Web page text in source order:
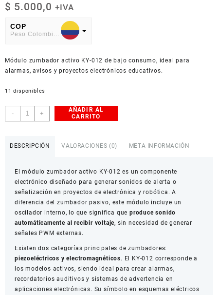
$ 5.000,0 +IVA
COP
American Dollar
Módulo zumbador activo KY-012 de bajo consumo, ideal para
alarmas, avisos y proyectos electrónicos educativos.
11 disponibles
-
Módulo
Zumbador
012
cantidad
+
AÑADIR AL
CARRITO
DESCRIPCIÓN VALORACIONES (0) META INFORMACIÓN
El módulo zumbador activo KY-012 es un componente
electrónico diseñado para generar sonidos de alerta o
señalización en proyectos de electrónica y robótica. A
diferencia del zumbador pasivo, este módulo incluye un
oscilador interno, lo que significa queproduce sonido
automáticamente al recibir voltaje, sin necesidad de generar
señales PWM externas.
Existen dos categorías principales de zumbadores:
piezoeléctricos y electromagnéticos. El KY-012 corresponde a
los modelos activos, siendo ideal para crear alarmas,
recordatorios auditivos y sistemas de advertencia en
aplicaciones electrónicas. Su símbolo en esquemas eléctricos